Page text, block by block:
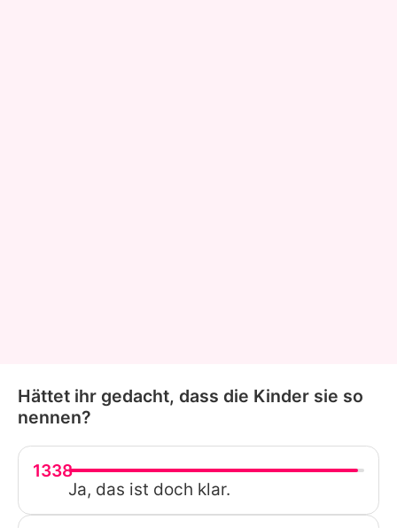
Hättet ihr gedacht, dass die Kinder sie so
nennen?
1338
Ja, das ist doch klar.